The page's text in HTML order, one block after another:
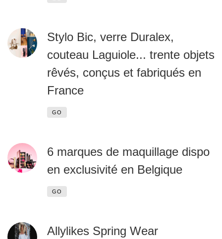
Stylo Bic, verre Duralex,
couteau Laguiole... trente objets
rêvés, conçus et fabriqués en
France
GO
6 marques de maquillage dispo
en exclusivité en Belgique
GO
Allylikes Spring Wear